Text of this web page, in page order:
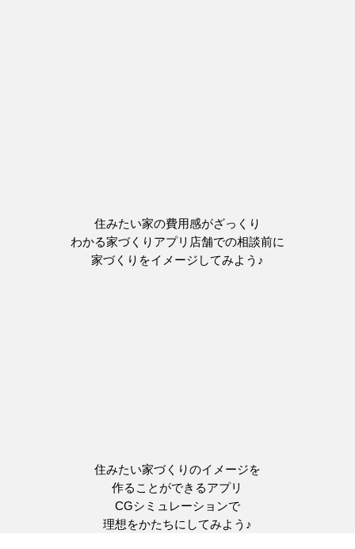
住みたい家の費用感がざっくり
わかる家づくりアプリ店舗での相談前に
家づくりをイメージしてみよう♪
住みたい家づくりのイメージを
作ることができるアプリ
CGシミュレーションで
理想をかたちにしてみよう♪